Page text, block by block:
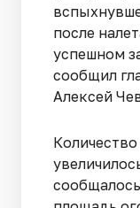
после
успешном
сообщил
Алексей
сообщалось